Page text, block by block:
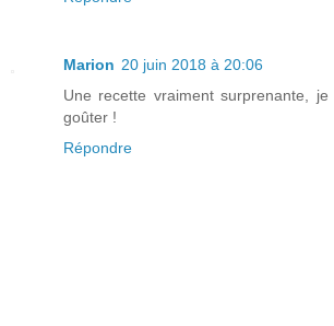
Marion 20 juin 2018 à 20:06
Une recette vraiment surprenante,
goûter !
Répondre